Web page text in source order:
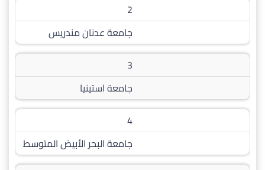
2
جامعة عدنان مندريس
3
جامعة استينيا
4
جامعة البحر الأبيض المتوسط